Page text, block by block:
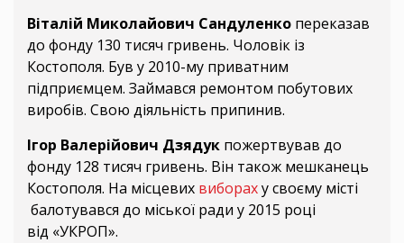
Віталій Миколайович Сандуленко переказав
до фонду 130 тисяч гривень. Чоловік із
Костополя. Був у 2010-му приватним
підприємцем. Займався ремонтом побутових
виробів. Свою діяльність припинив.
Ігор Валерійович Дзядук пожертвував до
фонду 128 тисяч гривень. Він також мешканець
Костополя. На місцевих вибораху своєму місті
балотувався до міської ради у 2015 році
від «УКРОП».